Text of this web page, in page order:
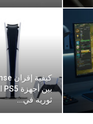
ثورية في…